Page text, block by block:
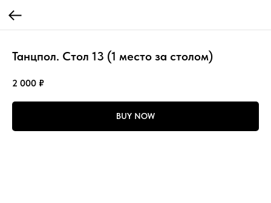
Танцпол. Стол 13 (1 место за столом)
2 000 ₽
BUY NOW